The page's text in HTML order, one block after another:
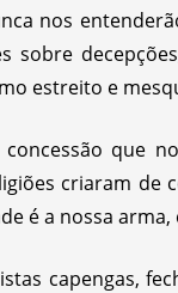
nos
sobre
estreito e
que
criaram
é a nossa
capengas,